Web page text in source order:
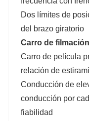
Dos límites de
del brazo giratorio
Carro
Carro de película
relación de
Conducción de
conducción por
fiabilidad